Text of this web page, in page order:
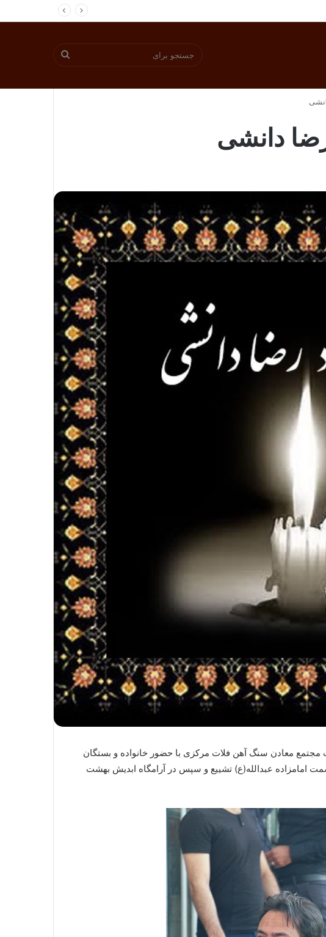
دانشی
معادن سنگ آهن فلات مرکزی با حضور خانواده و بستگان
امامزاده عبدالله(ع) تشییع و سپس در آرامگاه ابدیش بهشت